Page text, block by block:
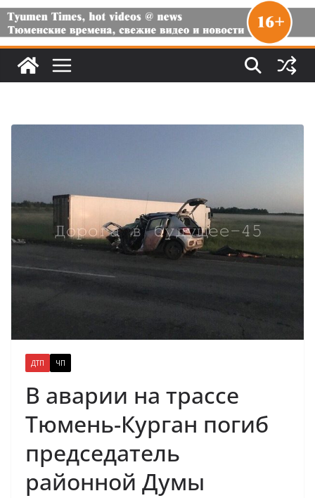
ДТП ЧП
В аварии на трассе
Тюмень-Курган погиб
председатель
районной Думы